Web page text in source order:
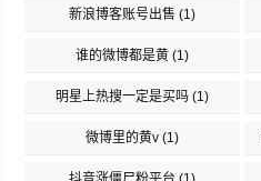
新浪博客账号出售 (1)
谁的微博都是黄 (1)
明星上热搜一定是买吗 (1)
微博里的黄v (1)